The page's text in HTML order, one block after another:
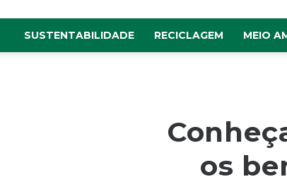
SUSTENTABILIDADE RECICLAGEM MEIO
os